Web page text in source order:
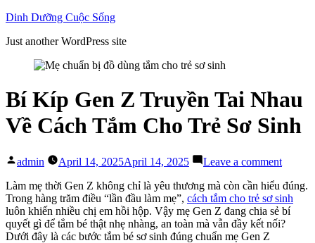
Skip
content
Dinh Dưỡng Cuộc Sống
Just another WordPress site
Bí Kíp Gen Z Truyền Tai Nhau
Về Cách Tắm Cho Trẻ Sơ Sinh
Posted
admin April 14, 2025April 14, 2025 Leave a commenton
Kíp
Gen
Z
Truyền
Làm mẹ thời Gen Z không chỉ là yêu thương mà còn cần hiểu đúng.
Trong hàng trăm điều “lần đầu làm mẹ”, cách tắm cho trẻ sơ sinh
luôn khiến nhiều chị em hồi hộp. Vậy mẹ Gen Z đang chia sẻ bí
quyết gì để tắm bé thật nhẹ nhàng, an toàn mà vẫn đầy kết nối?
Dưới đây là các bước tắm bé sơ sinh đúng chuẩn mẹ Gen Z